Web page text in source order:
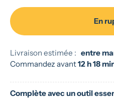
En
Livraison estimée : entre
Commandez avant12 h 18
Complète avec unoutil